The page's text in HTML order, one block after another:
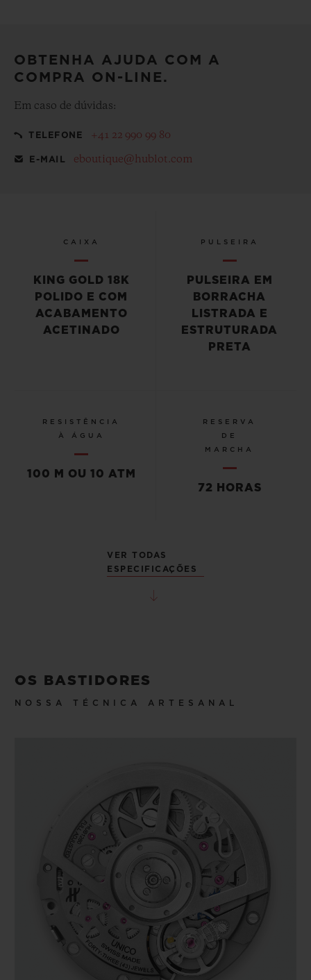
OBTENHA AJUDA COM A
COMPRA ON-LINE.
Em caso de dúvidas:
TELEFONE +41 22 990 99 80
E-MAIL eboutique@hublot.com
CAIXA
KING GOLD 18K
POLIDO E COM
ACABAMENTO
ACETINADO
PULSEIRA
PULSEIRA EM
BORRACHA
LISTRADA E
ESTRUTURADA
PRETA
RESISTÊNCIA
À ÁGUA
100 M OU 10 ATM
RESERVA
DE
MARCHA
72 HORAS
VER TODAS
ESPECIFICAÇÕES
OS BASTIDORES
NOSSA TÉCNICA ARTESANAL